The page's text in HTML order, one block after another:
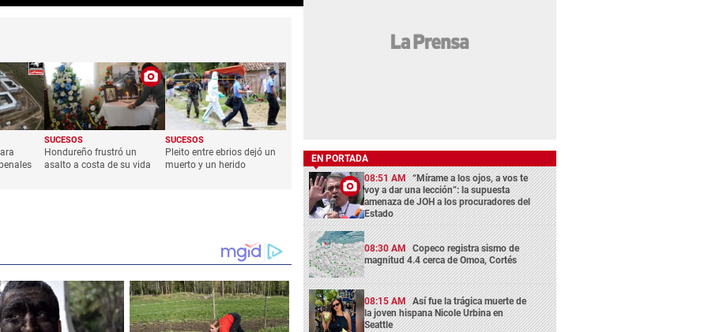
SUCESOS
Hondureño frustró un
asalto a costa de su vida
SUCESOS
Pleito entre ebrios dejó un
muerto y un herido
EN PORTADA
08:51 AM “Mírame a los ojos, a vos te
voy a dar una lección”: la supuesta
amenaza de JOH a los procuradores del
Estado
08:30 AM Copeco registra sismo de
magnitud 4.4 cerca de Omoa, Cortés
08:15 AM Así fue la trágica muerte de
la joven hispana Nicole Urbina en
Seattle